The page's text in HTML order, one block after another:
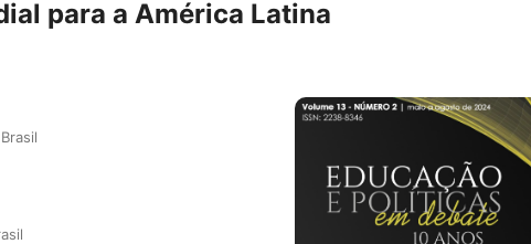
para a América Latina